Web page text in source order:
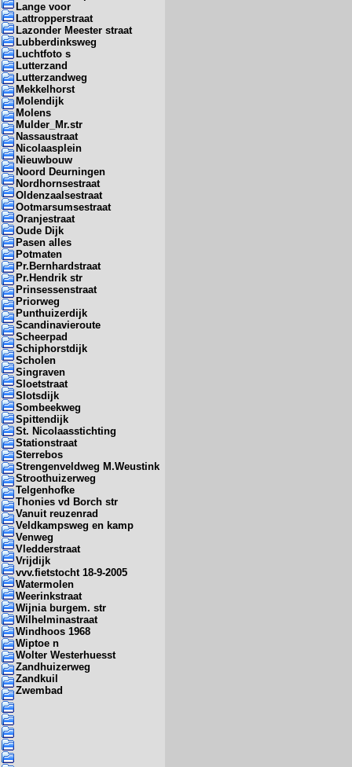
Lange voor
Lattropperstraat
Lazonder Meester straat
Lubberdinksweg
Luchtfoto s
Lutterzand
Lutterzandweg
Mekkelhorst
Molendijk
Molens
Mulder_Mr.str
Nassaustraat
Nicolaasplein
Nieuwbouw
Noord Deurningen
Nordhornsestraat
Oldenzaalsestraat
Ootmarsumsestraat
Oranjestraat
Oude Dijk
Pasen alles
Potmaten
Pr.Bernhardstraat
Pr.Hendrik str
Prinsessenstraat
Priorweg
Punthuizerdijk
Scandinavieroute
Scheerpad
Schiphorstdijk
Scholen
Singraven
Sloetstraat
Slotsdijk
Sombeekweg
Spittendijk
St. Nicolaasstichting
Stationstraat
Sterrebos
Strengenveldweg M.Weustink
Stroothuizerweg
Telgenhofke
Thonies vd Borch str
Vanuit reuzenrad
Veldkampsweg en kamp
Venweg
Vledderstraat
Vrijdijk
vvv.fietstocht 18-9-2005
Watermolen
Weerinkstraat
Wijnia burgem. str
Wilhelminastraat
Windhoos 1968
Wiptoe n
Wolter Westerhuesst
Zandhuizerweg
Zandkuil
Zwembad